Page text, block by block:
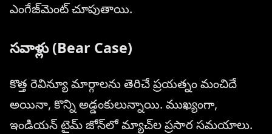
ఎంగేజ్‌మెంట్ చూపుతాయి.
సవాళ్లు (Bear Case)
కొత్త రెవిన్యూ మార్గాలను తెరిచే ప్రయత్నం మంచిదే
అయినా, కొన్ని అడ్డంకులున్నాయి. ముఖ్యంగా,
ఇండియన్ టైమ్ జోన్‌లో మ్యాచ్‌ల ప్రసార సమయాలు.